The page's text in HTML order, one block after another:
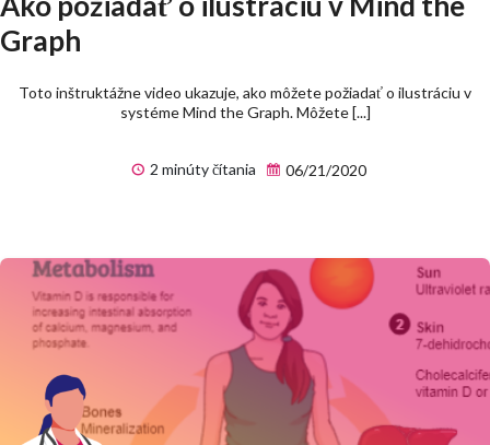
Graph
Toto inštruktážne video ukazuje, ako môžete požiadať o ilustráciu v
systéme Mind the Graph. Môžete [...]
2 minúty čítania 06/21/2020